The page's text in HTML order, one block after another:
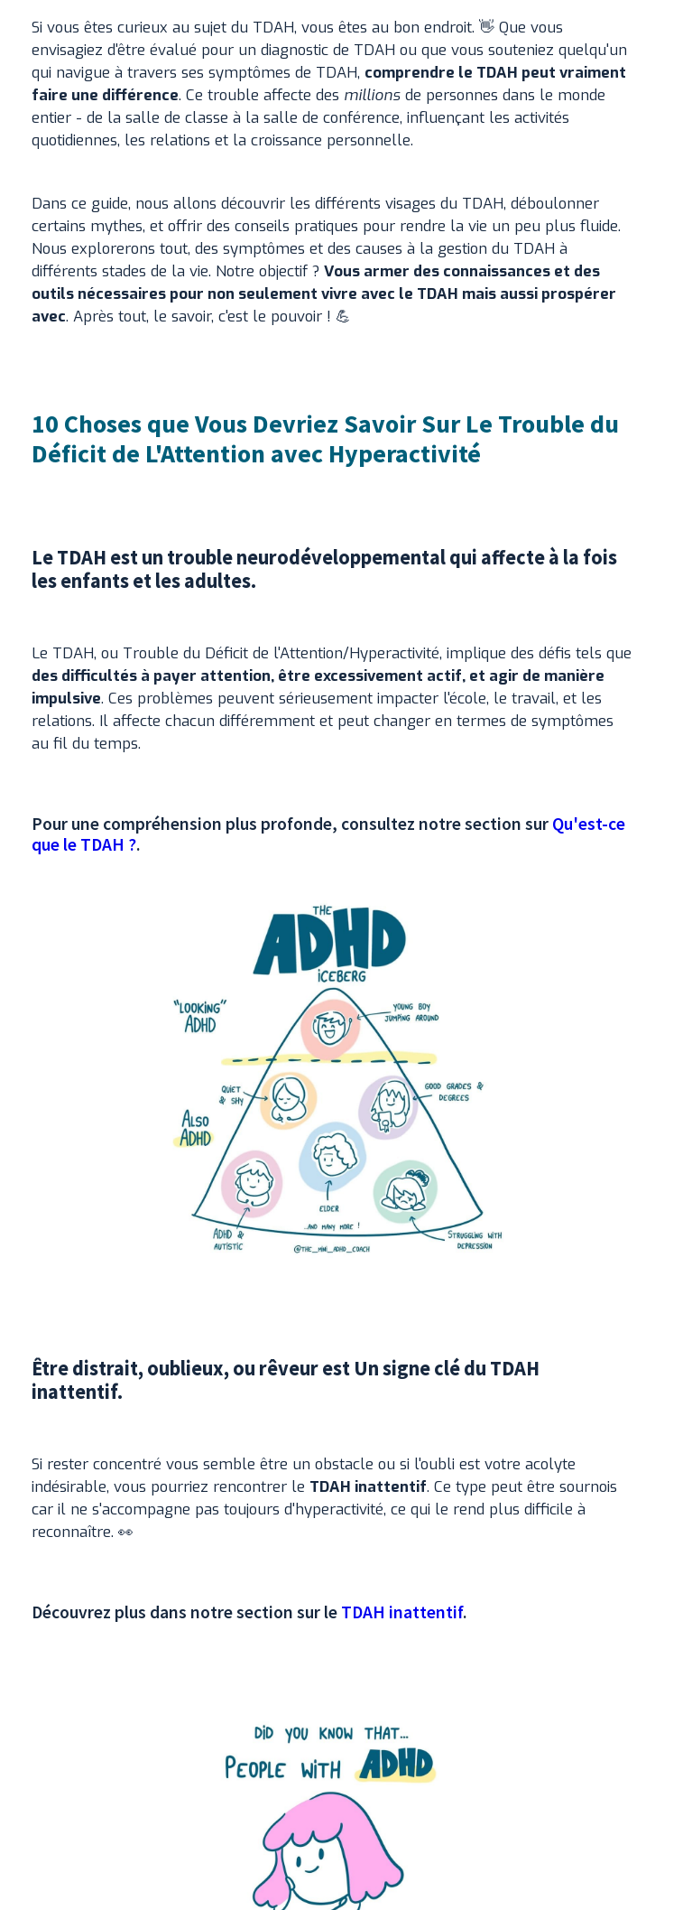
Si vous êtes curieux au sujet du TDAH, vous êtes au bon endroit. 👋 Que vous
envisagiez d'être évalué pour un diagnostic de TDAH ou que vous souteniez quelqu'un
qui navigue à travers ses symptômes de TDAH, comprendre le TDAH peut vraiment
faire une différence. Ce trouble affecte des millionsde personnes dans le monde
entier - de la salle de classe à la salle de conférence, influençant les activités
quotidiennes, les relations et la croissance personnelle.
Dans ce guide, nous allons découvrir les différents visages du TDAH, déboulonner
certains mythes, et offrir des conseils pratiques pour rendre la vie un peu plus fluide.
Nous explorerons tout, des symptômes et des causes à la gestion du TDAH à
différents stades de la vie. Notre objectif ? Vous armer des connaissances et des
outils nécessaires pour non seulement vivre avec le TDAH mais aussi prospérer
avec. Après tout, le savoir, c'est le pouvoir ! 💪
10 Choses que Vous Devriez Savoir Sur Le Trouble du
Déficit de L'Attention avec Hyperactivité
Le TDAH est un trouble neurodéveloppemental qui affecte à la fois
les enfants et les adultes.
Le TDAH, ou Trouble du Déficit de l'Attention/Hyperactivité, implique des défis tels que
des difficultés à payer attention, être excessivement actif, et agir de manière
impulsive. Ces problèmes peuvent sérieusement impacter l'école, le travail, et les
relations. Il affecte chacun différemment et peut changer en termes de symptômes
au fil du temps.
Pour une compréhension plus profonde, consultez notre section sur Qu'est-ce
que le TDAH ?.
Être distrait, oublieux, ou rêveur est Un signe clé du TDAH
inattentif.
Si rester concentré vous semble être un obstacle ou si l'oubli est votre acolyte
indésirable, vous pourriez rencontrer le TDAH inattentif. Ce type peut être sournois
car il ne s'accompagne pas toujours d'hyperactivité, ce qui le rend plus difficile à
reconnaître. 👀
Découvrez plus dans notre section sur le TDAH inattentif.